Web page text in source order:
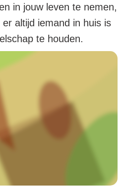
in jouw leven te nemen,
altijd iemand in huis is
te houden.